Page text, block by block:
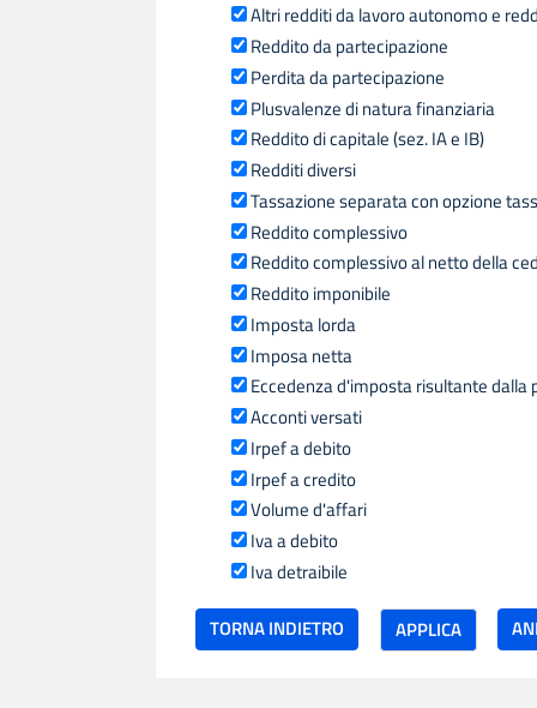
Altri redditi da lavoro autonomo e
Reddito da partecipazione
Perdita da partecipazione
Plusvalenze di natura finanziaria
Reddito di capitale (sez. IA e IB)
Redditi diversi
Tassazione separata con opzione
Reddito complessivo
Reddito complessivo al netto della
Reddito imponibile
Imposta lorda
Imposa netta
Eccedenza d'imposta risultante dalla
Acconti versati
Irpef a debito
Irpef a credito
Volume d'affari
Iva a debito
Iva detraibile
TORNA INDIETRO